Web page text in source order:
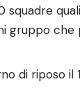
squadre
gruppo che
di riposo il